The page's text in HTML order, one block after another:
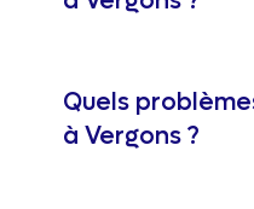
Quels
à Vergons ?